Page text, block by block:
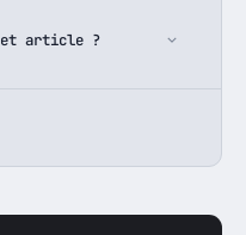
article ?